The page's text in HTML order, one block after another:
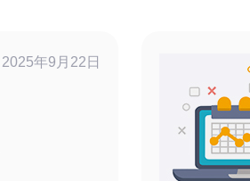
2025年9月22日